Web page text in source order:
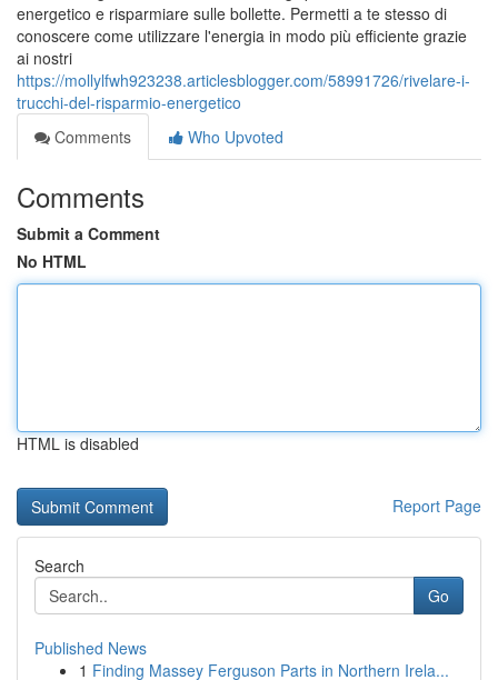
energetico e risparmiare sulle bollette. Permetti a te stesso di
conoscere come utilizzare l'energia in modo più efficiente grazie
ai nostri
https://mollylfwh923238.articlesblogger.com/58991726/rivelare-i-
trucchi-del-risparmio-energetico
Comments
Who Upvoted
Comments
Submit a Comment
No HTML
HTML is disabled
Report Page
Search
Go
Published News
1 Finding Massey Ferguson Parts in Northern Irela...